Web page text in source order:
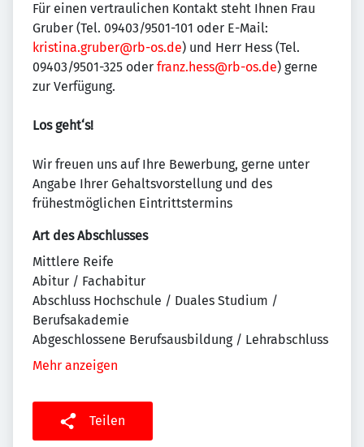
Für einen vertraulichen Kontakt steht Ihnen Frau
Gruber (Tel. 09403/9501-101 oder E-Mail:
kristina.gruber@rb-os.de) und Herr Hess (Tel.
09403/9501-325 oder franz.hess@rb-os.de) gerne
zur Verfügung.
Los geht‘s!
Wir freuen uns auf Ihre Bewerbung, gerne unter
Angabe Ihrer Gehaltsvorstellung und des
frühestmöglichen Eintrittstermins
Art des Abschlusses
Mittlere Reife
Abitur / Fachabitur
Abschluss Hochschule / Duales Studium /
Berufsakademie
Abgeschlossene Berufsausbildung / Lehrabschluss
Mehr anzeigen
Teilen